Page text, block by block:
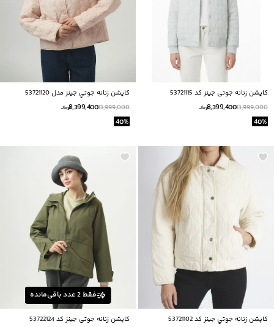
کاپشن زنانه جوتی جینز کد 53721115
13,999,000
8,399,400تومانــ
40%
کاپشن زنانه جوتي جينز مدل 53721120
13,999,000
8,399,400تومانــ
40%
كاپشن زنانه جوتي جينز كد 53721102
فقط2عدد باقی‌مانده
کاپشن زنانه جوتی جینز کد 53722124